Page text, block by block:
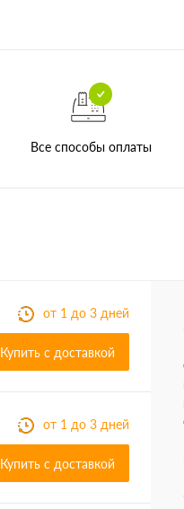
Все способы оплаты
от 1 до 3 дней
Купить c доставкой
от 1 до 3 дней
Купить c доставкой